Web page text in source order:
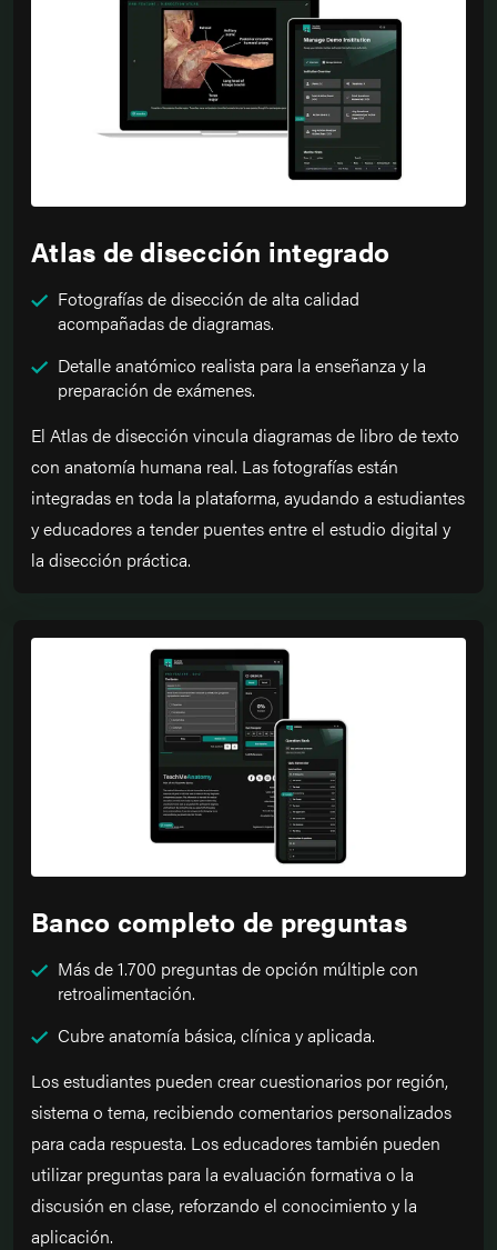
Atlas de disección integrado
Fotografías de disección de alta calidad
acompañadas de diagramas.
Detalle anatómico realista para la enseñanza y la
preparación de exámenes.
El Atlas de disección vincula diagramas de libro de texto
con anatomía humana real. Las fotografías están
integradas en toda la plataforma, ayudando a estudiantes
y educadores a tender puentes entre el estudio digital y
la disección práctica.
Banco completo de preguntas
Más de 1.700 preguntas de opción múltiple con
retroalimentación.
Cubre anatomía básica, clínica y aplicada.
Los estudiantes pueden crear cuestionarios por región,
sistema o tema, recibiendo comentarios personalizados
para cada respuesta. Los educadores también pueden
utilizar preguntas para la evaluación formativa o la
discusión en clase, reforzando el conocimiento y la
aplicación.